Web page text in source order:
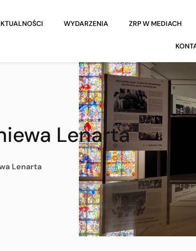
WYDARZENIA ZRP W MEDIACH
Lenarta
Lenarta